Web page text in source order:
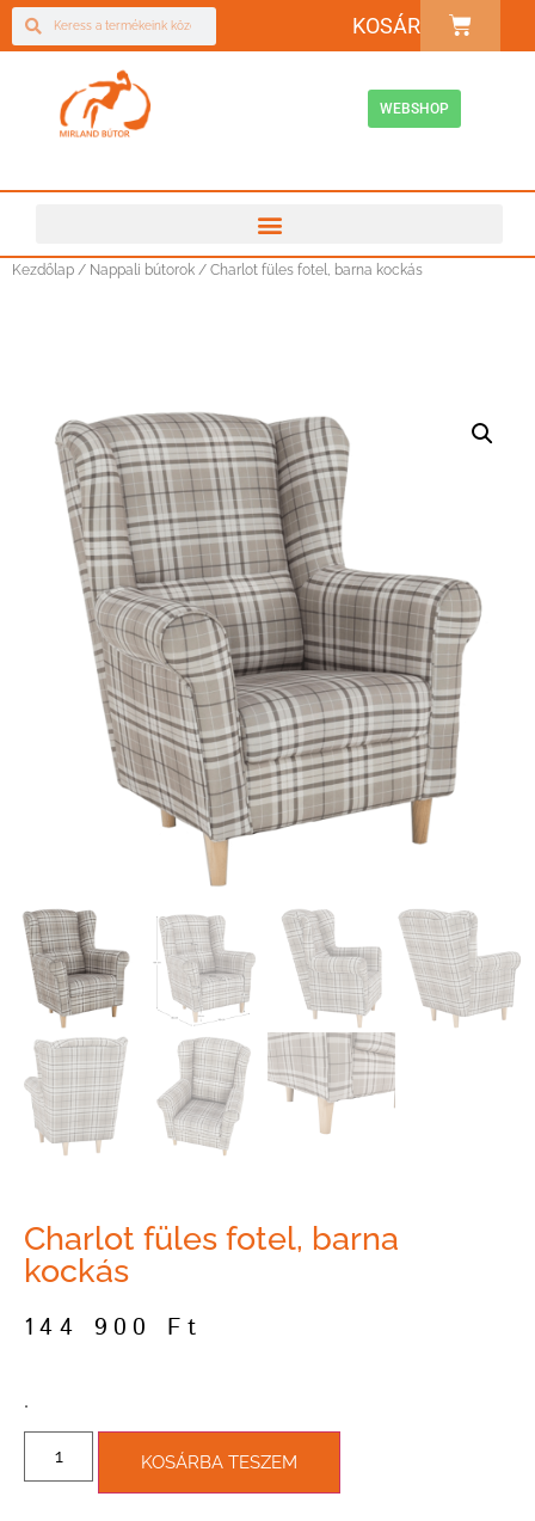
KOSÁR
WEBSHOP
Kezdőlap / Nappali bútorok / Charlot füles fotel, barna kockás
Charlot füles fotel, barna
kockás
144 900 Ft
­.
KOSÁRBA TESZEM